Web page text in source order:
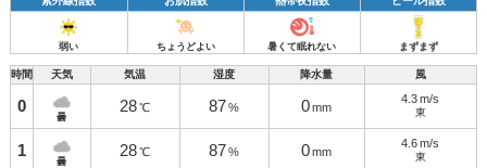
弱い ちょうどよい 暑くて眠れない まずまず
時間 天気 気温 湿度 降水量 風
0
曇
28 ℃ 87 % 0 mm
4.3 m/s
東
1
曇
28 ℃ 87 % 0 mm
4.6 m/s
東